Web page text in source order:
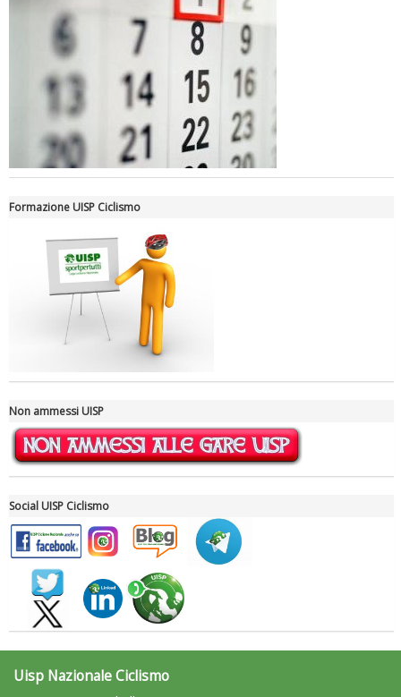
Luglio 2026: "Pensando con i piedi, si possono fare le
rivoluzioni"
Tiziano Pesce a Radio InBlu2000 traccia il bilancio della stagione
Ddl Lobby, Uisp: “Il Parlamento valorizzi le nostre specificità"
Formazione UISP Ciclismo
Non ammessi UISP
Social UISP Ciclismo
Uisp Nazionale Ciclismo